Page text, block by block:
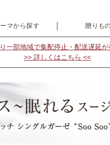
マから探す 贈りも
一部地域で集配停止・配送遅延が
>> 詳しくはこちら <<